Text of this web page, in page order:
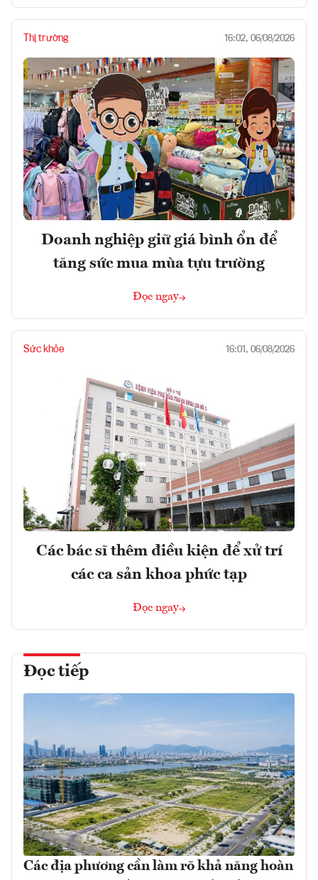
Thị trường 16:02, 06/08/2026
Doanh nghiệp giữ giá bình ổn để
tăng sức mua mùa tựu trường
Đọc ngay
Sức khỏe 16:01, 06/08/2026
Các bác sĩ thêm điều kiện để xử trí
các ca sản khoa phức tạp
Đọc ngay
Đọc tiếp
Các địa phương cần làm rõ khả năng hoàn